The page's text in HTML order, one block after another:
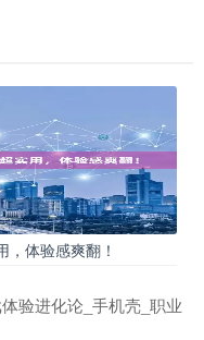
体验感爽翻！
验进化论_手机壳_职业